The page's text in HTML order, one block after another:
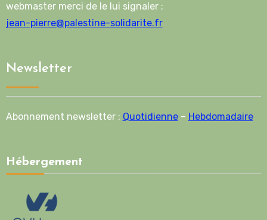
webmaster merci de le lui signaler :
jean-pierre@palestine-solidarite.fr
Newsletter
Abonnement newsletter : Quotidienne– Hebdomadaire
Hébergement